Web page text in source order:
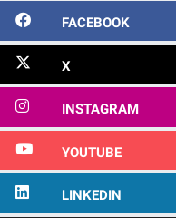
FACEBOOK
X
INSTAGRAM
YOUTUBE
LINKEDIN